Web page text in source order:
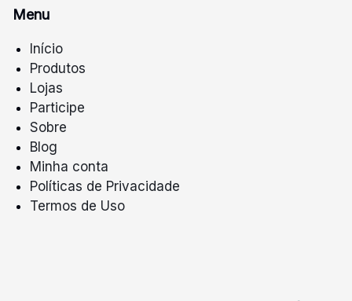
Menu
Início
Produtos
Lojas
Participe
Sobre
Blog
Minha conta
Políticas de Privacidade
Termos de Uso